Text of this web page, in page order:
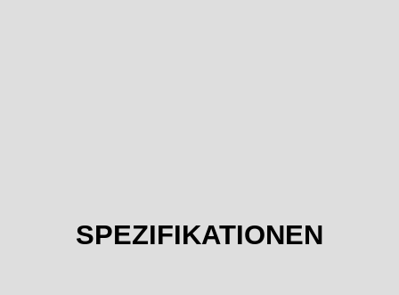
SPEZIFIKATIONEN